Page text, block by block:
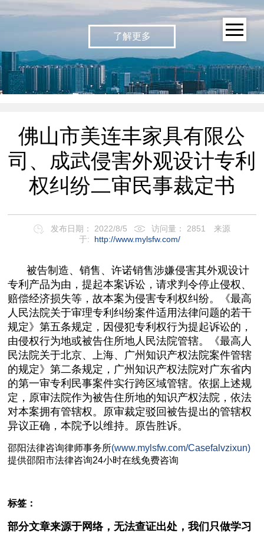
了解更多
佛山市美连丰家具有限公
司、成武侵害外观设计专利
权纠纷二审民事裁定书
发布日期： 2022/8/5 访问量： 2851
来源
于: http://www.mylsfw.com/
被告制造、销售、许诺销售涉嫌侵害其外观设计
专利产品为由，提起本案诉讼，请求判令停止侵权、
赔偿经济损失等，故本案为侵害专利权纠纷。《最高
人民法院关于审理专利纠纷案件适用法律问题的若干
规定》第五条规定，因侵犯专利权行为提起诉讼的，
由侵权行为地或被告住所地人民法院管辖。《最高人
民法院关于北京、上海、广州知识产权法院案件管辖
的规定》第二条规定，广州知识产权法院对广东省内
的第一审专利民事案件实行跨区域管辖。依据上述规
定，原审法院作为被告住所地的知识产权法院，依法
对本案拥有管辖权。原审裁定驳回被告提出的管辖权
异议正确，本院予以维持。原告胜诉。
邵阳法律咨询律师事务所(www.mylsfw.com/Casefalvzixun)
提供邵阳市法律咨询24小时在线免费咨询
标签：
部分文章来源于网络，无法查证出处，我们只做学习